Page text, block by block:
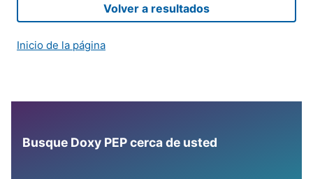
Volver a resultados
Inicio de la página
Busque Doxy PEP cerca de usted